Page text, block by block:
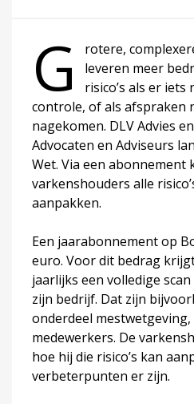
G
rotere,
leveren meer
risico’s als er
controle, of als afspraken
nagekomen. DLV Advies
Advocaten en Adviseurs
Wet. Via een abonnement
varkenshouders alle
aanpakken.
Een jaarabonnement op
euro. Voor dit bedrag
jaarlijks een volledige scan
zijn bedrijf. Dat zijn
onderdeel
medewerkers. De
hoe hij die risico’s kan
verbeterpunten er zijn.